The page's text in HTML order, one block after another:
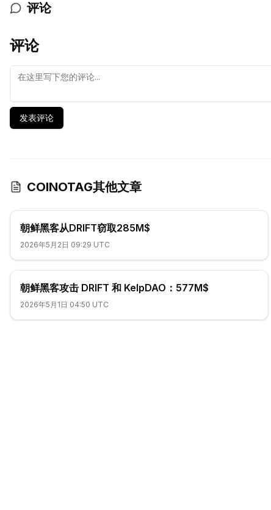
评论
评论
发表评论
COINOTAG其他文章
朝鲜黑客从DRIFT窃取285M$
2026年5月2日 09:29 UTC
朝鲜黑客攻击 DRIFT 和 KelpDAO：577M$
2026年5月1日 04:50 UTC